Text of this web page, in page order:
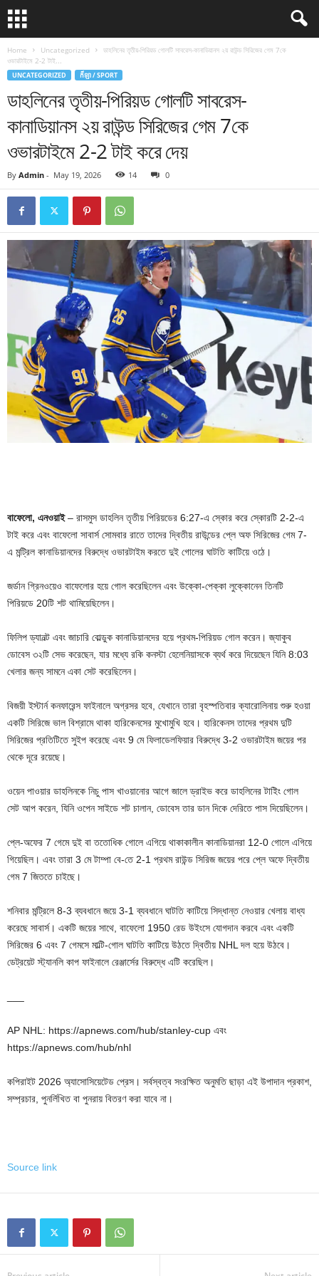
Home Uncategorized
ডাহলিনের তৃতীয়-পিরিয়ড গোলটি সাবরেস-কানাডিয়ানস ২য় রাউন্ড সিরিজের গেম 7কে
ওভারটাইমে 2-2 টাই...
UNCATEGORIZED កីឡា / SPORT
ডাহলিনের তৃতীয়-পিরিয়ড গোলটি সাবরেস-
কানাডিয়ানস ২য় রাউন্ড সিরিজের গেম 7কে
ওভারটাইমে 2-2 টাই করে দেয়
By Admin - May 19, 2026 14 0
বাফেলো, এনওয়াই– রাসমুস ডাহলিন তৃতীয় পিরিয়ডের 6:27-এ স্কোর করে স্কোরটি 2-2-এ
টাই করে এবং বাফেলো সাবার্স সোমবার রাতে তাদের দ্বিতীয় রাউন্ডের প্লে অফ সিরিজের গেম 7-
এ মন্ট্রিল কানাডিয়ানদের বিরুদ্ধে ওভারটাইম করতে দুই গোলের ঘাটতি কাটিয়ে ওঠে।
জর্ডান গ্রিনওয়েও বাফেলোর হয়ে গোল করেছিলেন এবং উক্কো-পেক্কা লুক্কোনেন তিনটি
পিরিয়ডে 20টি শট থামিয়েছিলেন।
ফিলিপ ড্যানল্ট এবং জাচারি বোল্ডুক কানাডিয়ানদের হয়ে প্রথম-পিরিয়ড গোল করেন। জ্যাকুব
ডোবেস ৩২টি সেভ করেছেন, যার মধ্যে রকি কনস্টা হেলেনিয়াসকে ব্যর্থ করে দিয়েছেন যিনি 8:03
খেলার জন্য সামনে একা সেট করেছিলেন।
বিজয়ী ইস্টার্ন কনফারেন্স ফাইনালে অগ্রসর হবে, যেখানে তারা বৃহস্পতিবার ক্যারোলিনায় শুরু হওয়া
একটি সিরিজে ভাল বিশ্রামে থাকা হারিকেনসের মুখোমুখি হবে। হারিকেনস তাদের প্রথম দুটি
সিরিজের প্রতিটিতে সুইপ করেছে এবং 9 মে ফিলাডেলফিয়ার বিরুদ্ধে 3-2 ওভারটাইম জয়ের পর
থেকে দূরে রয়েছে।
ওয়েন পাওয়ার ডাহলিনকে নিচু পাস খাওয়ানোর আগে জালে ড্রাইভ করে ডাহলিনের টাইিং গোল
সেট আপ করেন, যিনি ওপেন সাইডে শট চালান, ডোবেস তার ডান দিকে দেরিতে পাস দিয়েছিলেন।
প্লে-অফের 7 গেমে দুই বা ততোধিক গোলে এগিয়ে থাকাকালীন কানাডিয়ানরা 12-0 গোলে এগিয়ে
গিয়েছিল। এবং তারা 3 মে টাম্পা বে-তে 2-1 প্রথম রাউন্ড সিরিজ জয়ের পরে প্লে অফে দ্বিতীয়
গেম 7 জিততে চাইছে।
শনিবার মন্ট্রিলে 8-3 ব্যবধানে জয়ে 3-1 ব্যবধানে ঘাটতি কাটিয়ে সিদ্ধান্ত নেওয়ার খেলায় বাধ্য
করেছে সাবার্স। একটি জয়ের সাথে, বাফেলো 1950 রেড উইংসে যোগদান করবে এবং একটি
সিরিজের 6 এবং 7 গেমসে মাল্টি-গোল ঘাটতি কাটিয়ে উঠতে দ্বিতীয় NHL দল হয়ে উঠবে।
ডেট্রয়েট স্ট্যানলি কাপ ফাইনালে রেঞ্জার্সের বিরুদ্ধে এটি করেছিল।
AP NHL: https://apnews.com/hub/stanley-cup এবং
https://apnews.com/hub/nhl
কপিরাইট 2026 অ্যাসোসিয়েটেড প্রেস। সর্বস্বত্ব সংরক্ষিত অনুমতি ছাড়া এই উপাদান প্রকাশ,
সম্প্রচার, পুনর্লিখিত বা পুনরায় বিতরণ করা যাবে না।
Source link